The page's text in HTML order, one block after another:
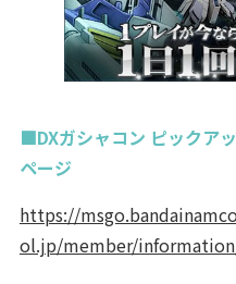
■DXガシャコン ピックア
ページ
https://
ol.jp/member/